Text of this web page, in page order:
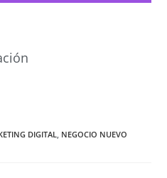
DIGITAL NEGOCIO NUEVO